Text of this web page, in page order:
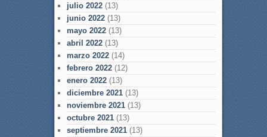
julio 2022(13)
junio 2022(13)
mayo 2022(13)
abril 2022(13)
marzo 2022(14)
febrero 2022(12)
enero 2022(13)
diciembre 2021(13)
noviembre 2021(13)
octubre 2021(13)
septiembre 2021(13)